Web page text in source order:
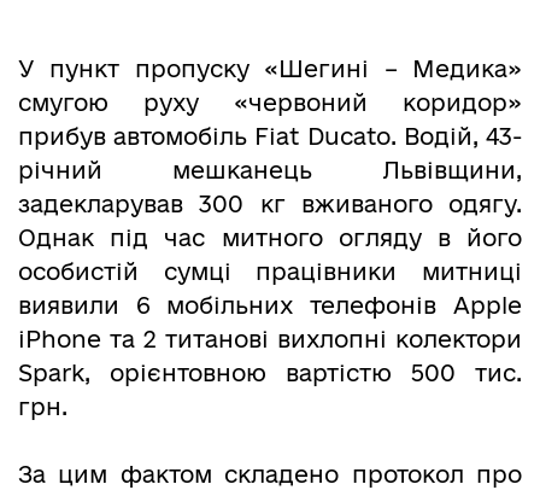
У пункт пропуску «Шегині – Медика»
смугою руху «червоний коридор»
прибув автомобіль Fiat Ducato. Водій, 43-
річний мешканець Львівщини,
задекларував 300 кг вживаного одягу.
Однак під час митного огляду в його
особистій сумці працівники митниці
виявили 6 мобільних телефонів Apple
iPhone та 2 титанові вихлопні колектори
Spark, орієнтовною вартістю 500 тис.
грн.
За цим фактом складено протокол про